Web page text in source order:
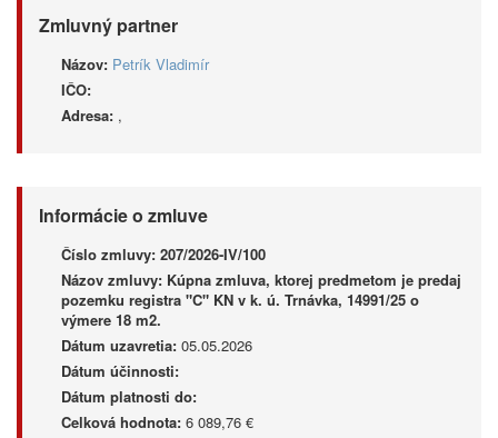
Zmluvný partner
Názov: Petrík Vladimír
IČO:
Adresa: ,
Informácie o zmluve
Číslo zmluvy: 207/2026-IV/100
Názov zmluvy: Kúpna zmluva, ktorej predmetom je predaj
pozemku registra "C" KN v k. ú. Trnávka, 14991/25 o
výmere 18 m2.
Dátum uzavretia: 05.05.2026
Dátum účinnosti:
Dátum platnosti do:
Celková hodnota: 6 089,76 €